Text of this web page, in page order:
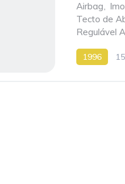
Airbag,
Tecto de
Regulável
1996